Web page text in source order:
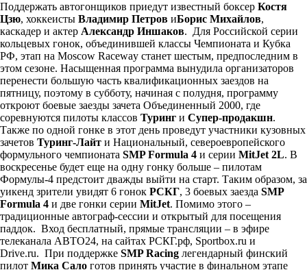
Поддержать автогонщиков приедут известный боксер Костя
Цзю, хоккеисты Владимир Петров иБорис Михайлов,
каскадер и актер Александр Иншаков. Для Российской серии
кольцевых гонок, объединившей классы Чемпионата и Кубка
РФ, этап на Moscow Raceway станет шестым, предпоследним в
этом сезоне. Насыщенная программа вынудила организаторов
перенести большую часть квалификационных заездов на
пятницу, поэтому в субботу, начиная с полудня, программу
откроют боевые заезды зачета Объединенный 2000, где
соревнуются пилоты классов Туринг и Супер-продакшн.
Также по одной гонке в этот день проведут участники кузовных
зачетов Туринг-Лайт и Национальный, североевропейского
формульного чемпионата SMP Formula 4 и серии MitJet 2L. В
воскресенье будет еще на одну гонку больше – пилотам
Формулы-4 предстоит дважды выйти на старт. Таким образом, за
уикенд зрители увидят 6 гонок РСКГ, 3 боевых заезда SMP
Formula 4 и две гонки серии MitJet. Помимо этого –
традиционные автограф-сессии и открытый для посещения
паддок. Вход бесплатный, прямые трансляции – в эфире
телеканала АВТО24, на сайтах РСКГ.рф, Sportbox.ru и
Drive.ru. При поддержке SMP Racing легендарный финский
пилот Мика Сало готов принять участие в финальном этапе